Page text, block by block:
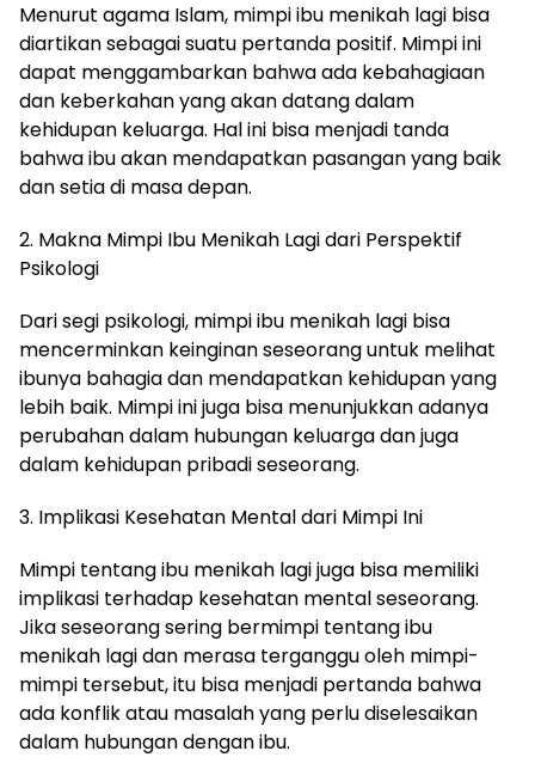
Menurut agama Islam, mimpi ibu menikah lagi bisa
diartikan sebagai suatu pertanda positif. Mimpi ini
dapat menggambarkan bahwa ada kebahagiaan
dan keberkahan yang akan datang dalam
kehidupan keluarga. Hal ini bisa menjadi tanda
bahwa ibu akan mendapatkan pasangan yang baik
dan setia di masa depan.
2. Makna Mimpi Ibu Menikah Lagi dari Perspektif
Psikologi
Dari segi psikologi, mimpi ibu menikah lagi bisa
mencerminkan keinginan seseorang untuk melihat
ibunya bahagia dan mendapatkan kehidupan yang
lebih baik. Mimpi ini juga bisa menunjukkan adanya
perubahan dalam hubungan keluarga dan juga
dalam kehidupan pribadi seseorang.
3. Implikasi Kesehatan Mental dari Mimpi Ini
Mimpi tentang ibu menikah lagi juga bisa memiliki
implikasi terhadap kesehatan mental seseorang.
Jika seseorang sering bermimpi tentang ibu
menikah lagi dan merasa terganggu oleh mimpi-
mimpi tersebut, itu bisa menjadi pertanda bahwa
ada konflik atau masalah yang perlu diselesaikan
dalam hubungan dengan ibu.